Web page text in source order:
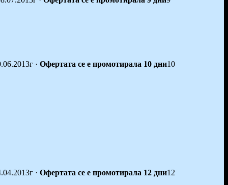
· Офертата се е промотирала 10 дни10
· Офертата се е промотирала 12 дни12